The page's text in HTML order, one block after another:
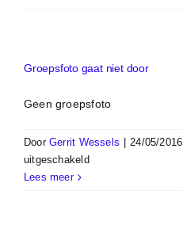
Groepsfoto gaat niet door
Geen groepsfoto
DoorGerrit Wessels 24/05/2016
uitgeschakeldvoor
Lees meer